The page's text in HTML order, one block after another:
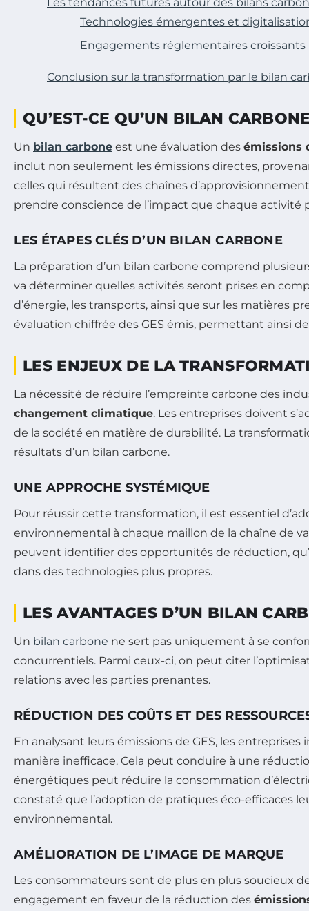
Technologies émergentes et
Engagements réglementaires croissants
Conclusion sur la transformation par le bilan
QU’EST-CE QU’UN BILAN
Un bilan carbone est une évaluation des émissions
inclut non seulement les émissions directes,
celles qui résultent des chaînes
prendre conscience de l’impact que chaque
LES ÉTAPES CLÉS D’UN BILAN CARBONE
La préparation d’un bilan carbone comprend
va déterminer quelles activités seront prises en
d’énergie, les transports, ainsi que sur les matières
évaluation chiffrée des GES émis, permettant ainsi
LES ENJEUX DE LA
La nécessité de réduire l’empreinte carbone des
changement climatique. Les entreprises doivent
de la société en matière de durabilité. La
résultats d’un bilan carbone.
UNE APPROCHE SYSTÉMIQUE
Pour réussir cette transformation, il est essentiel
environnemental à chaque maillon de la chaîne de
peuvent identifier des opportunités de réduction,
dans des technologies plus propres.
LES AVANTAGES D’UN BILAN
Un bilan carbone ne sert pas uniquement à se
concurrentiels. Parmi ceux-ci, on peut citer
relations avec les parties prenantes.
RÉDUCTION DES COÛTS ET DES
En analysant leurs émissions de GES, les
manière inefficace. Cela peut conduire à une
énergétiques peut réduire la consommation
constaté que l’adoption de pratiques éco-efficaces
environnemental.
AMÉLIORATION DE L’IMAGE DE MARQUE
Les consommateurs sont de plus en plus soucieux
engagement en faveur de la réduction des